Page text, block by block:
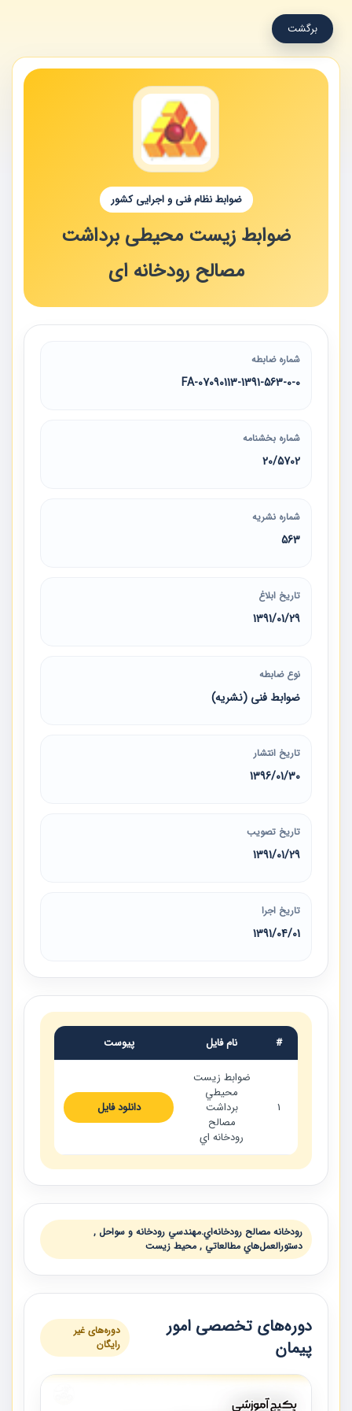
برگشت
ضوابط نظام فنی و اجرایی کشور
ضوابط زیست محیطی برداشت
مصالح رودخانه ای
شماره ضابطه
07090113-1391-563-0-0-FA
شماره بخشنامه
20/5702
شماره نشریه
563
تاریخ ابلاغ
1391/01/29
نوع ضابطه
ضوابط فنی (نشریه)
تاریخ انتشار
1396/01/30
تاریخ تصویب
1391/01/29
تاریخ اجرا
1391/04/01
# نام فایل پیوست
1
ضوابط زيست
محيطي
برداشت
مصالح
رودخانه اي
دانلود فایل
رودخانه مصالح رودخانه‌اي.مهندسي رودخانه و سواحل ,
دستورالعمل‌هاي مطالعاتي , محيط زيست
دوره‌های تخصصی امور
پیمان
دوره‌های غیر
رایگان